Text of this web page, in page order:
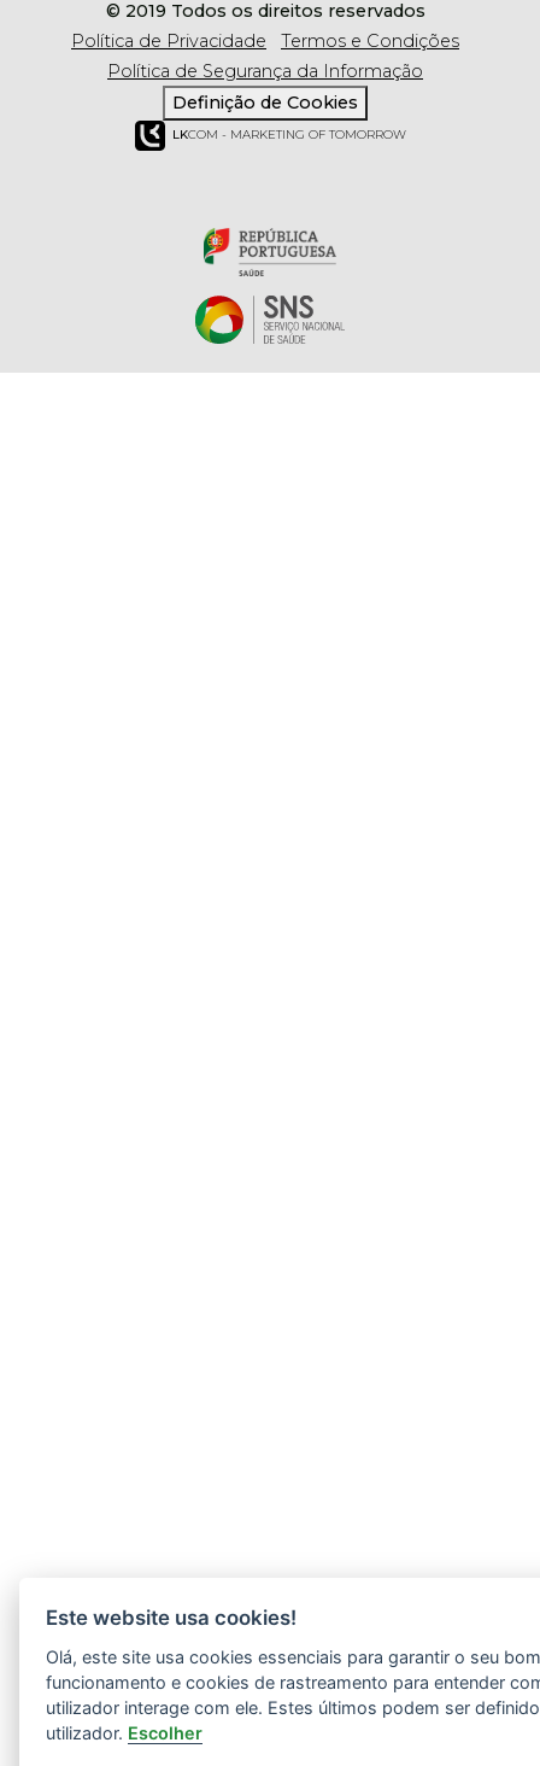
© 2019 Todos os direitos reservados
Política de Privacidade
Termos e Condições
Política de Segurança da Informação
Definição de Cookies
LKCOM - MARKETING OF TOMORROW
Este website usa cookies!
Olá, este site usa cookies essenciais para garantir o seu
funcionamento e cookies de rastreamento para entender
utilizador interage com ele. Estes últimos podem ser
utilizador. Escolher